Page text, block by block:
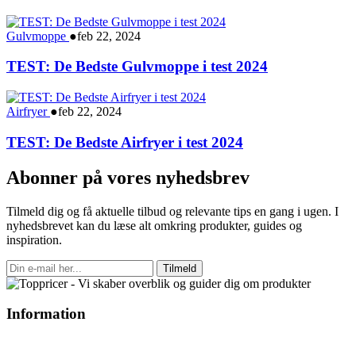
Gulvmoppe ●feb 22, 2024
TEST: De Bedste Gulvmoppe i test 2024
Airfryer ●feb 22, 2024
TEST: De Bedste Airfryer i test 2024
Abonner på vores nyhedsbrev
Tilmeld dig og få aktuelle tilbud og relevante tips en gang i ugen. I
nyhedsbrevet kan du læse alt omkring produkter, guides og
inspiration.
Tilmeld
Information